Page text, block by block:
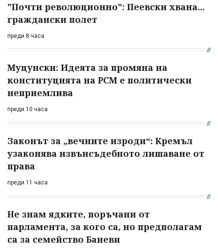
"Почти революционно": Пеевски хвана...
граждански полет
преди 8 часа
Муцунски: Идеята за промяна на
конституцията на РСМ е политически
неприемлива
преди 10 часа
Законът за „вечните изроди“: Кремъл
узаконява извънсъдебното лишаване от
права
преди 11 часа
Не знам ядките, поръчани от
парламента, за кого са, но предполагам
са за семейство Баневи